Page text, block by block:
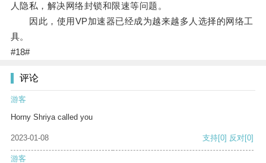
人隐私，解决网络封锁和限速等问题。
因此，使用VP加速器已经成为越来越多人选择的网络工
具。
#18#
评论
游客
Horny Shriya called you
2023-01-08 支持[0] 反对[0]
游客